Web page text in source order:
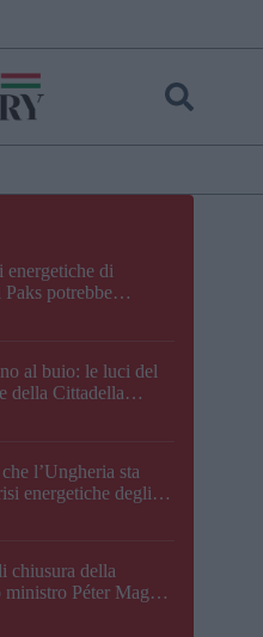
energetiche di
Paks potrebbe
al buio: le luci del
della Cittadella
l’Ungheria sta
energetiche degli
chiusura della
Péter Magyar